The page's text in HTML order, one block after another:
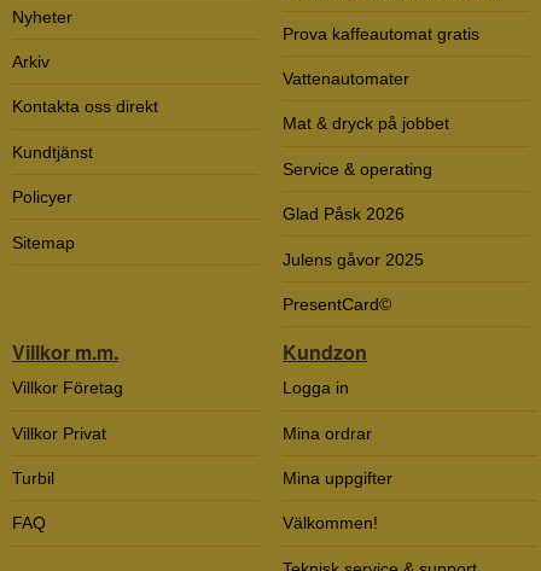
Nyheter
Arkiv
Kontakta oss direkt
Kundtjänst
Policyer
Sitemap
Prova kaffeautomat gratis
Vattenautomater
Mat & dryck på jobbet
Service & operating
Glad Påsk 2026
Julens gåvor 2025
PresentCard©
Villkor m.m.
Villkor Företag
Villkor Privat
Turbil
FAQ
Kundzon
Logga in
Mina ordrar
Mina uppgifter
Välkommen!